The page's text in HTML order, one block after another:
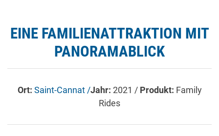
EINE FAMILIENATTRAKTION MIT
PANORAMABLICK
Ort: Saint-Cannat /Jahr: 2021 / Produkt: Family
Rides